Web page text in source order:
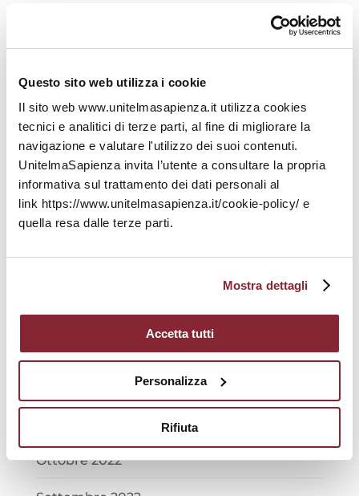
Questo sito web utilizza i cookie
Il sito web www.unitelmasapienza.it utilizza cookies
tecnici e analitici di terze parti, al fine di migliorare la
navigazione e valutare l'utilizzo dei suoi contenuti.
UnitelmaSapienza invita l’utente a consultare la propria
informativa sul trattamento dei dati personali al
link https://www.unitelmasapienza.it/cookie-policy/ e
quella resa dalle terze parti.
Mostra dettagli
Accetta tutti
Personalizza
Rifiuta
Settembre 2023
Agosto 2023
Luglio 2023
Giugno 2023
Maggio 2023
Febbraio 2023
Gennaio 2023
Ottobre 2022